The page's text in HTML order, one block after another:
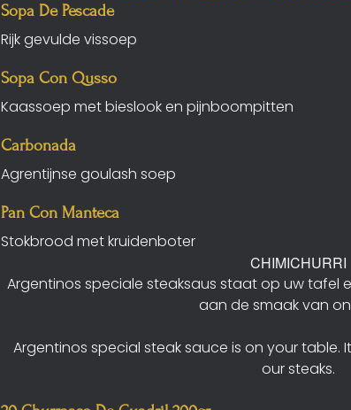
Sopa De Pescade
Rijk gevulde vissoep
Sopa Con Qusso
Kaassoep met bieslook en pijnboompitten
Carbonada
Agrentijnse goulash soep
Pan Con Manteca
Stokbrood met kruidenboter
CHIMICHURRI
Argentinos speciale steaksaus staat op uw tafel
aan de smaak van
Argentinos special steak sauce is on your
our steaks.